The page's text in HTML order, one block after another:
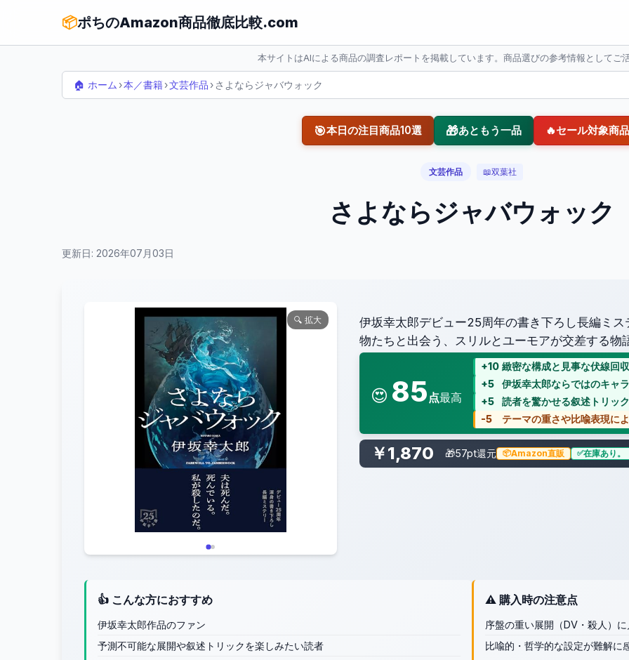
📦ポちのAmazon商品徹底比較.com
本サイトはAIによる商品の調査レポートを掲載しています。商品選びの参考情報としてご
🏠 ホーム ›本／書籍›文芸作品 › さよならジャバウォック
🎯本日の注目商品10選 🎁あともう一品 🔥セール対象商品
文芸作品 📖双葉社
さよならジャバウォック
更新日: 2026年07月03日
🔍 拡大
伊坂幸太郎デビュー25周年の書き下ろし長編ミ
物たちと出会う、スリルとユーモアが交差する物
😍 85 点最高
+10 緻密な構成と見事な伏線回
+5
伊坂幸太郎ならではのキャ
+5
読者を驚かせる叙述トリッ
-5
テーマの重さや比喩表現に
￥1,870 🎁57pt還元 Amazon直販 在庫あり。
👍 こんな方におすすめ
伊坂幸太郎作品のファン
予測不可能な展開や叙述トリックを楽しみたい読者
⚠️ 購入時の注意点
序盤の重い展開（DV・殺人）
比喩的・哲学的な設定が難解に